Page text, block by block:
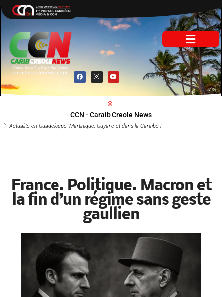
au
F
a
c
b
k
I
n
s
a
a
Y
o
u
u
b
Actualité en Guadeloupe, Martinique, Guyane et dans la Caraïbe !
CCN - Caraib Creole News
France. Politique. Macron
et la fin d’un régime sans
geste gaullien